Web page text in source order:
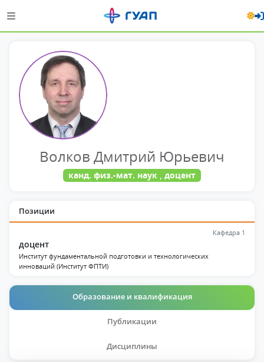
Волков Дмитрий Юрьевич
канд. физ.-мат. наук , доцент
Позиции
Кафедра 1
доцент
Институт фундаментальной подготовки и технологических
инноваций (Институт ФПТИ)
Образование и квалификация
Публикации
Дисциплины